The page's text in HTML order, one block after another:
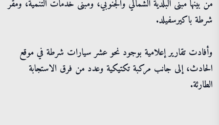
من بينها مبنى البلدية الشمالي والجنوبي، ومبنى خدمات التنمية، ومقر
شرطة باكيرسفيلد.
وأفادت تقارير إعلامية بوجود نحو عشر سيارات شرطة في موقع
الحادث، إلى جانب مركبة تكتيكية وعدد من فرق الاستجابة
الطارئة.